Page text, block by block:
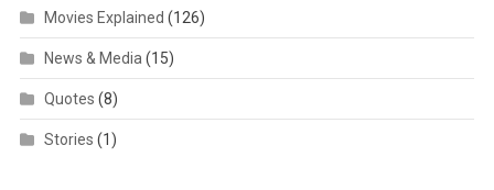
Movies Explained (126)
News & Media(15)
Quotes (8)
Stories (1)